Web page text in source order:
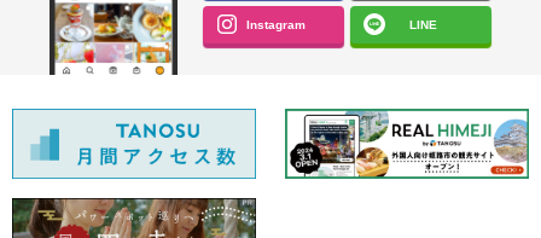
Instagram LINE